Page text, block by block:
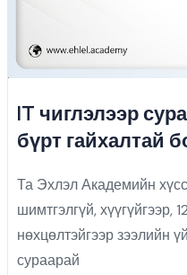
IT чиглэлээр
бүрт гайхалтай
Та Эхлэл Академийн
шимтгэлгүй, хүүгүйгээр,
нөхцөлтэйгээр зээлийн
сураарай